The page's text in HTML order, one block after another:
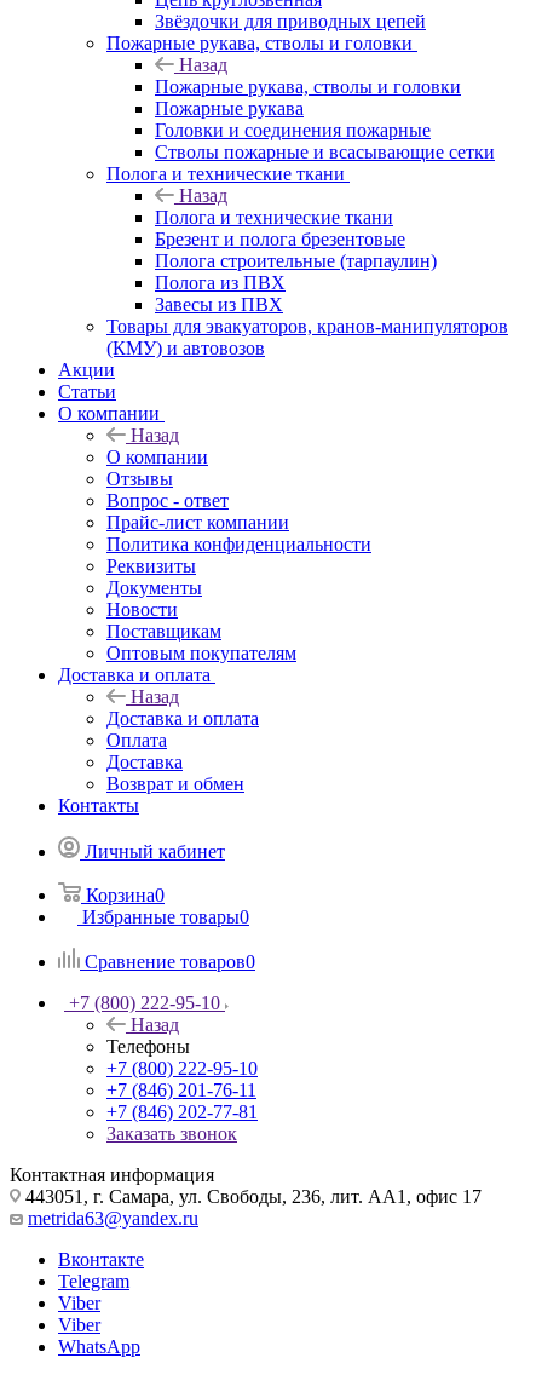
Звёздочки для приводных цепей
Пожарные рукава, стволы и головки
Назад
Пожарные рукава, стволы и головки
Пожарные рукава
Головки и соединения пожарные
Стволы пожарные и всасывающие сетки
Полога и технические ткани
Назад
Полога и технические ткани
Брезент и полога брезентовые
Полога строительные (тарпаулин)
Полога из ПВХ
Завесы из ПВХ
Товары для эвакуаторов, кранов-манипуляторов
(КМУ) и автовозов
Акции
Статьи
О компании
Назад
О компании
Отзывы
Вопрос - ответ
Прайс-лист компании
Политика конфиденциальности
Реквизиты
Документы
Новости
Поставщикам
Оптовым покупателям
Доставка и оплата
Назад
Доставка и оплата
Оплата
Доставка
Возврат и обмен
Контакты
Личный кабинет
Корзина0
Избранные товары0
Сравнение товаров0
+7 (800) 222-95-10
Назад
Телефоны
+7 (800) 222-95-10
+7 (846) 201-76-11
+7 (846) 202-77-81
Заказать звонок
Контактная информация
443051, г. Самара, ул. Свободы, 236, лит. АА1, офис 17
metrida63@yandex.ru
Вконтакте
Telegram
Viber
Viber
WhatsApp